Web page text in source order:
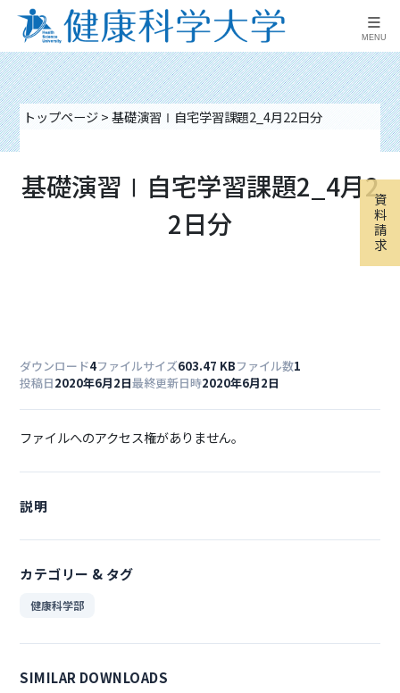
≡
MENU
資
料
請
求
トップページ>基礎演習Ⅰ自宅学習課題2_4月22日分
基礎演習Ⅰ自宅学習課題2_4月2
2日分
ダウンロード4ファイルサイズ603.47 KBファイル数1
投稿日2020年6月2日最終更新日時2020年6月2日
ファイルへのアクセス権がありません。
説明
カテゴリー & タグ
健康科学部
SIMILAR DOWNLOADS